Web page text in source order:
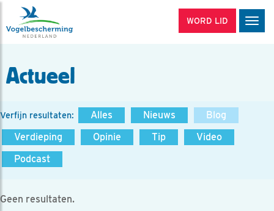
WORD LID
Actueel
Verfijn resultaten: Alles Nieuws
Blog
Verdieping
Opinie Tip
Video
Podcast
Geen resultaten.